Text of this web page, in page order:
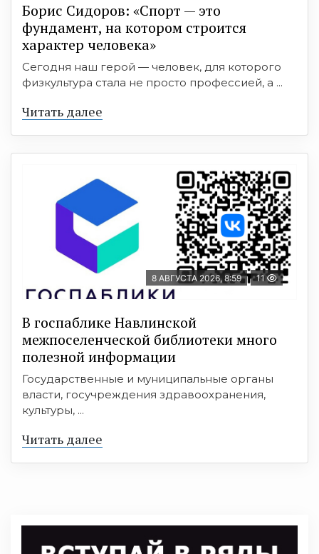
Борис Сидоров: «Спорт — это
фундамент, на котором строится
характер человека»
Сегодня наш герой — человек, для которого
физкультура стала не просто профессией, а ...
Читать далее
8 АВГУСТА 2026, 8:59 11
В госпаблике Навлинской
межпоселенческой библиотеки много
полезной информации
Государственные и муниципальные органы
власти, госучреждения здравоохранения,
культуры, ...
Читать далее